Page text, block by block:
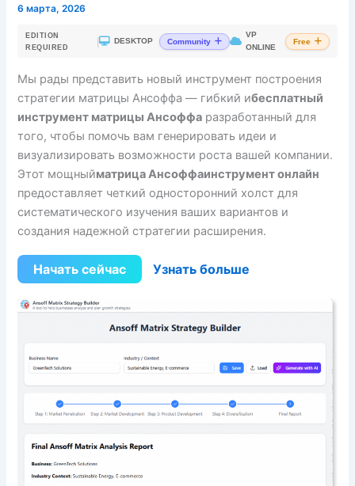
6 марта, 2026
EDITION
REQUIRED
| DESKTOP Community
VP
ONLINE
Free
Мы рады представить новый инструмент построения
стратегии матрицы Ансоффа — гибкий ибесплатный
инструмент матрицы Ансоффа разработанный для
того, чтобы помочь вам генерировать идеи и
визуализировать возможности роста вашей компании.
Этот мощныйматрица Ансоффаинструмент онлайн
предоставляет четкий односторонний холст для
систематического изучения ваших вариантов и
создания надежной стратегии расширения.
Начать сейчас Узнать больше